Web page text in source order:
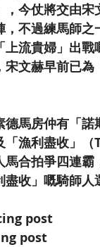
，今仗將交由
，不過練馬師
上流貴婦」出
宋文赫早前已
德馬房仲有「
「漁利盡收」
馬合拍爭四連
收」嘅騎師人
post
post